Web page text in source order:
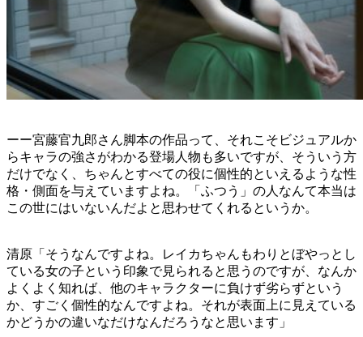
ーー宮藤官九郎さん脚本の作品って、それこそビジュアルか
らキャラの強さがわかる登場人物も多いですが、そういう方
だけでなく、ちゃんとすべての役に個性的といえるような性
格・側面を与えていますよね。「ふつう」の人なんて本当は
この世にはいないんだよと思わせてくれるというか。
清原「そうなんですよね。レイカちゃんもわりとぼやっとし
ている女の子という印象で見られると思うのですが、なんか
よくよく知れば、他のキャラクターに負けず劣らずという
か、すごく個性的なんですよね。それが表面上に見えている
かどうかの違いなだけなんだろうなと思います」